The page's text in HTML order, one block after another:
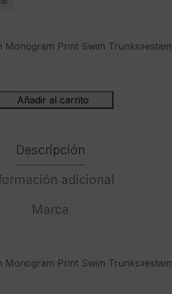
Monogram Print Swim
Añadir al carrito
Descripción
adicional
Marca
Monogram Print Swim